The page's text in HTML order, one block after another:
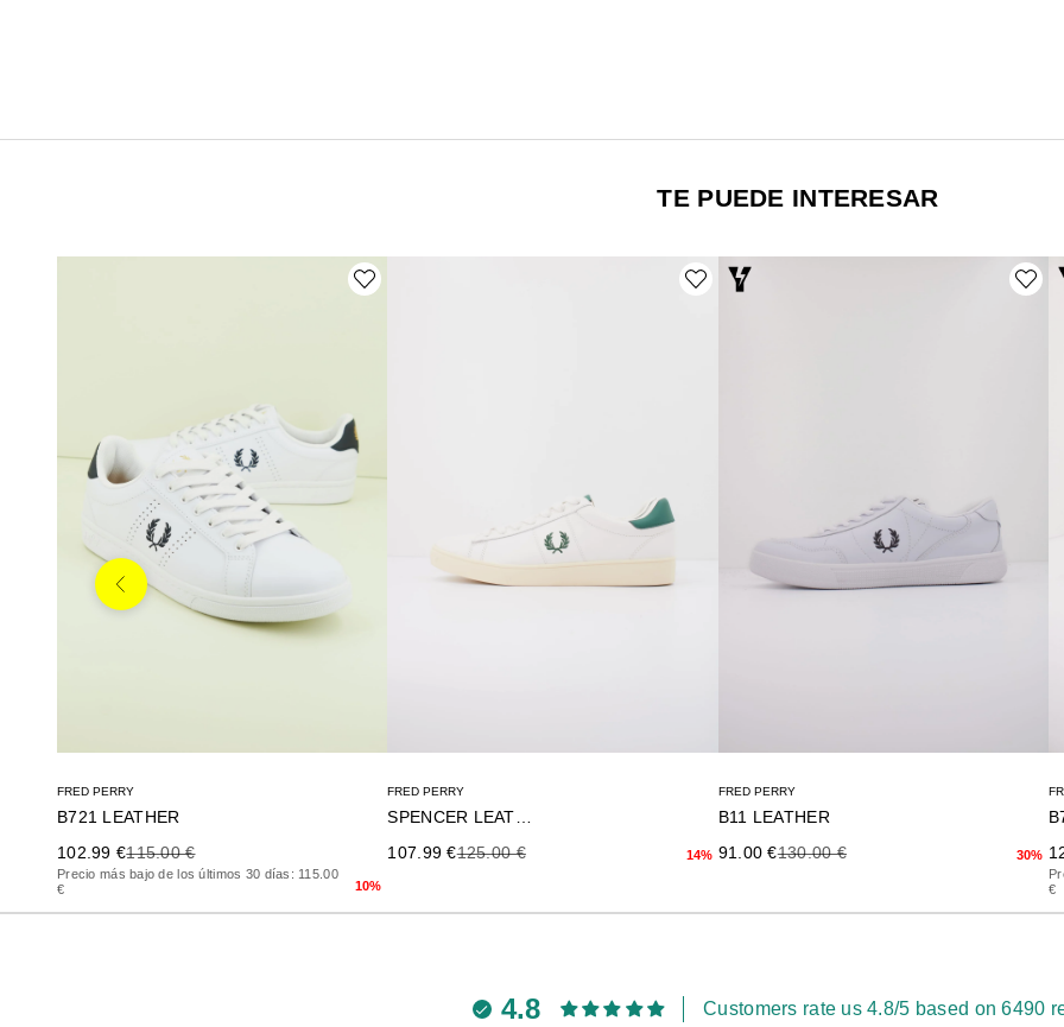
TE PUEDE INTERESAR
FRED PERRY
B721 LEATHER
Precio de oferta
102.99 €Precio anterior
115.00 €
Precio más bajo de los últimos 30 días: 115.00
€
10%
FRED PERRY
Precio de oferta
107.99 €Precio anterior
125.00 € 14%
FRED PERRY
B11 LEATHER
Precio de oferta
91.00 €Precio anterior
130.00 € 30%
€
Anterior
4.8 Customers rate us 4.8/5 based on 6490